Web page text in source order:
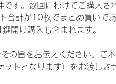
す。数回にわけてご購入さ
合計が10枚でまとめ買いで
開け購入も含まれます。
の旨をお伝えください。ご
トとなります）をお渡しさ